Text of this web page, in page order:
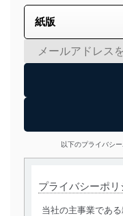
以下のプライバシ
プライバシーポリ
当社の主事業であ